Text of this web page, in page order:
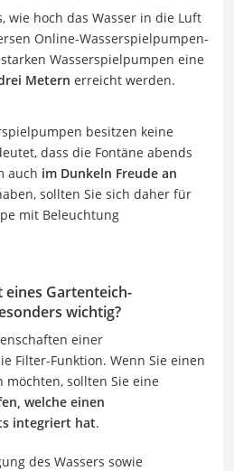
wie hoch das Wasser in die Luft
Online-Wasserspielpumpen-
Wasserspielpumpen eine
Metern erreicht werden.
besitzen keine
dass die Fontäne abends
auch im Dunkeln Freude an
sollten Sie sich daher für
mit Beleuchtung
eines Gartenteich-
wichtig?
einer
Filter-Funktion. Wenn Sie einen
möchten, sollten Sie eine
welche einen
integriert hat.
des Wassers sowie